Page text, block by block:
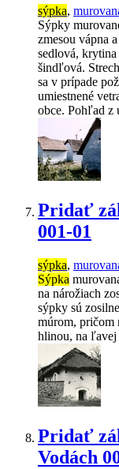
sýpka,
Sýpky
zmesou vápna
sedlová,
šindľová.
sa v prípade
umiestnené
obce. Pohľad z
Pridať
001-01
sýpka,
Sýpka
na nárožiach
sýpky sú
múrom, pričom
hlinou, na ľavej
Pridať
Vodách